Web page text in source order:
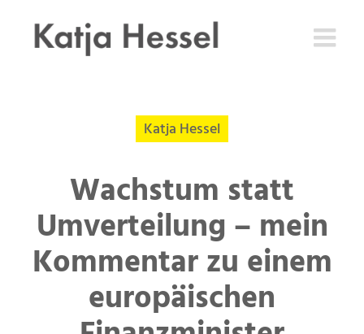
springen
Katja Hessel
Wachstum statt
Umverteilung – mein
Kommentar zu einem
europäischen